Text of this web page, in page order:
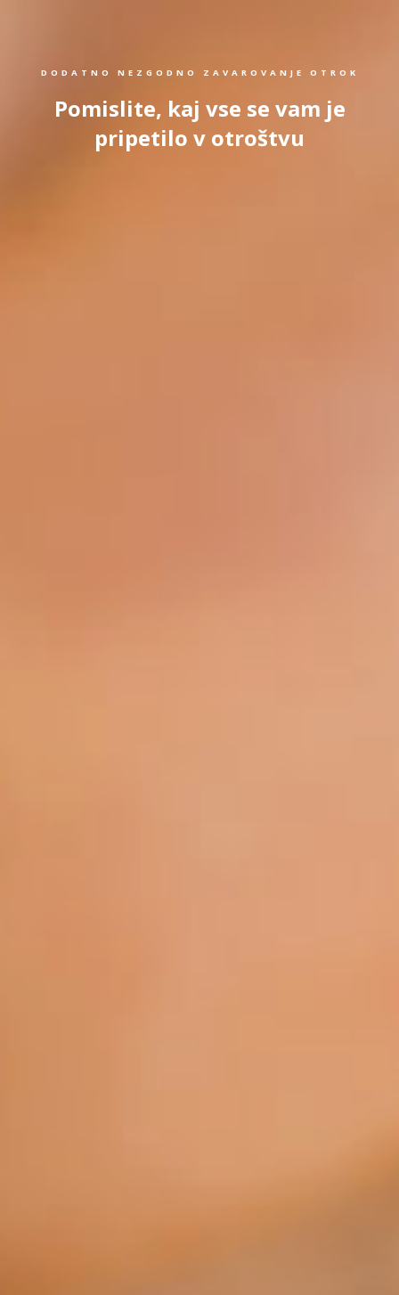
DODATNO NEZGODNO ZAVAROVANJE OTROK
Pomislite, kaj vse se vam je
pripetilo v otroštvu